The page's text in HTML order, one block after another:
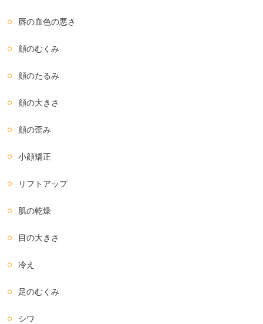
唇の血色の悪さ
顔のむくみ
顔のたるみ
顔の大きさ
顔の歪み
小顔矯正
リフトアップ
肌の乾燥
目の大きさ
冷え
足のむくみ
シワ